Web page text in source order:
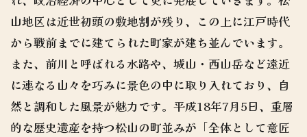
山地区は近世初頭の敷地割が残り、この上に江戸時代
から戦前までに建てられた町家が建ち並んでいます。
また、前川と呼ばれる水路や、城山・西山岳など遠近
に連なる山々を巧みに景色の中に取り入れており、自
然と調和した風景が魅力です。平成18年7月5日、重層
的な歴史遺産を持つ松山の町並みが「全体として意匠